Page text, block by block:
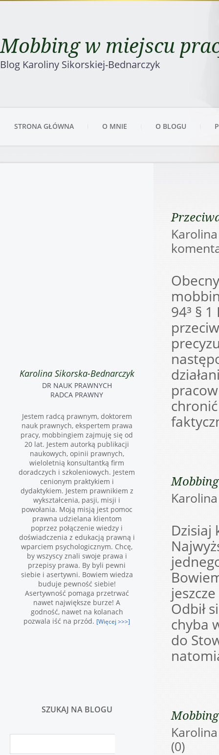
Mobbing w miejscu
Blog Karoliny Sikorskiej-Bednarczyk
STRONA GŁÓWNA O MNIE O BLOGU
94³ §
Dzisiaj
Odbił
chyba
do
(0)
Karolina Sikorska-Bednarczyk
DR NAUK PRAWNYCH
RADCA PRAWNY
Jestem radcą prawnym, doktorem
nauk prawnych, ekspertem prawa
pracy, mobbingiem zajmuję się od
20 lat. Jestem autorką publikacji
naukowych, opinii prawnych,
wieloletnią konsultantką firm
doradczych i szkoleniowych. Jestem
cenionym praktykiem i
dydaktykiem. Jestem prawnikiem z
wykształcenia, pasji, misji i
powołania. Moją misją jest pomoc
prawna udzielana klientom
poprzez połączenie wiedzy i
doświadczenia z edukacją prawną i
wparciem psychologicznym. Chcę,
by wszyscy znali swoje prawa i
przepisy prawa. By byli pewni
siebie i asertywni. Bowiem wiedza
buduje pewność siebie!
Asertywność pomaga przetrwać
nawet największe burze! A
godność, nawet na kolanach
pozwala iść na przód. [Więcej >>>]
SZUKAJ NA BLOGU